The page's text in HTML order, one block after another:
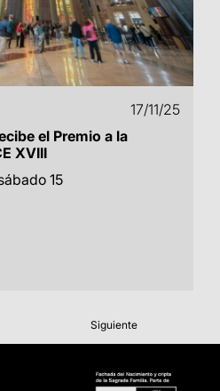
17/11/25
el Premio a la
XVIII
15
Siguiente